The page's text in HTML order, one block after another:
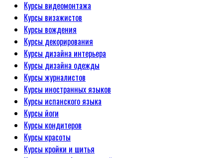
Курсы видеомонтажа
Курсы визажистов
Курсы вождения
Курсы декорирования
Курсы дизайна интерьера
Курсы дизайна одежды
Курсы журналистов
Курсы иностранных языков
Курсы испанского языка
Курсы йоги
Курсы кондитеров
Курсы красоты
Курсы кройки и шитья